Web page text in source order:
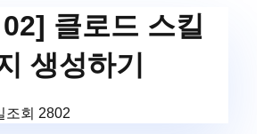
클로드 스킬
생성하기
조회 2802